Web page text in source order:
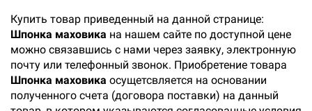
Купить товар приведенный на данной странице:
Шпонка маховика на нашем сайте по доступной цене
можно связавшись с нами через заявку, электронную
почту или телефонный звонок. Приобретение товара
Шпонка маховика осущетсвляется на основании
полученного счета (договора поставки) на данный